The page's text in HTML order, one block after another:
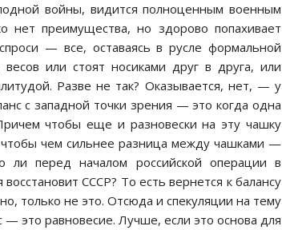
войны, видится полноценным военным
преимущества, но здорово попахивает
— все, оставаясь в русле формальной
или стоят носиками друг в друга, или
Разве не так? Оказывается, нет, — у
с западной точки зрения — это когда одна
чтобы еще и разновески на эту чашку
чтобы чем сильнее разница между чашками —
перед началом российской операции в
СССР? То есть вернется к балансу
только не это. Отсюда и спекуляции на тему
— это равновесие. Лучше, если это основа для